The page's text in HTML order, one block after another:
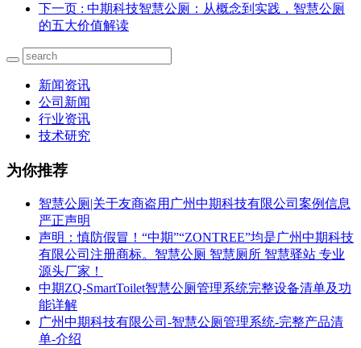
下一页 : 中期科技智慧公厕：从概念到实践，智慧公厕
的五大价值解读
新闻资讯
公司新闻
行业资讯
技术研究
为你推荐
智慧公厕|关于友商盗用广州中期科技有限公司案例信息
严正声明
声明：慎防假冒！“中期”“ZONTREE”均是广州中期科技
有限公司注册商标。智慧公厕 智慧厕所 智慧驿站 专业
源头厂家！
中期ZQ-SmartToilet智慧公厕管理系统完整设备清单及功
能详解
广州中期科技有限公司-智慧公厕管理系统-完整产品清
单-介绍